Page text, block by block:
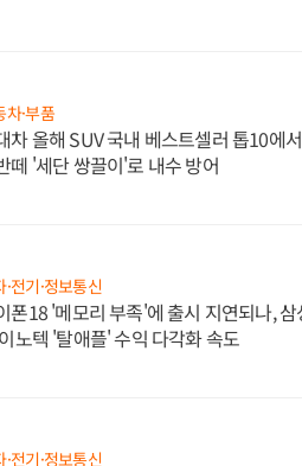
차·부품
차 올해 SUV 국내 베스트셀러 톱10에
떼 '세단 쌍끌이'로 내수 방어
·전기·정보통신
폰18 '메모리 부족'에 출시 지연되나,
노텍 '탈애플' 수익 다각화 속도
·전기·정보통신